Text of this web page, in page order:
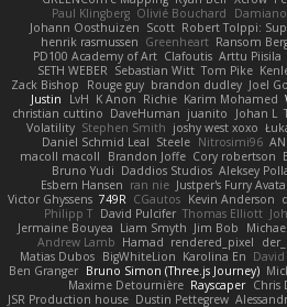
Paul Klingberg Olivié Bouchard
Johann Oosthuizen Scott Robert Tolppi:
henrik rasmussen Greenheart Ransom
PD100 Academy of Art Clafoutis Arttu Piisila
SETH WEBER Sebastian Witt Tom Pike
Zack Bishop
Rouge guy brandon dudley Joel
Justin
LvH K Anon Richie Karim Mohamed
christian cuttino DaveHuman juanito Johan L
Volatility Stephen Smith joshy west xoxo
Daniel Schmid Leal Steele Nitrosimi96
macoll macoll
Brandon Joffe Cory robertson
Bruno Yudi Daddios Studios Aleksey
Esbern Hansen ran nie Justper's Furry
Victor Ghyssens 749R CGautos Kevin Anderson
Philipp T David Pulcifer Thomas Elliott
Jermaine Bouyea Liam Smyth Jim Bob
Andrew Lamb Hamad rendered_pixel
Matias Dubos BigWhiteLion Karolina En
Ben Granger Bruno Simon (Three.js Journey)
Maxime Detournière Rayscaper Chris
JSR Production house Dustin Pettegrew